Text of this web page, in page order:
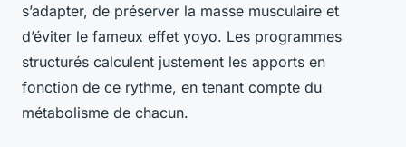
s’adapter, de préserver la masse musculaire et
d’éviter le fameux effet yoyo. Les programmes
structurés calculent justement les apports en
fonction de ce rythme, en tenant compte du
métabolisme de chacun.